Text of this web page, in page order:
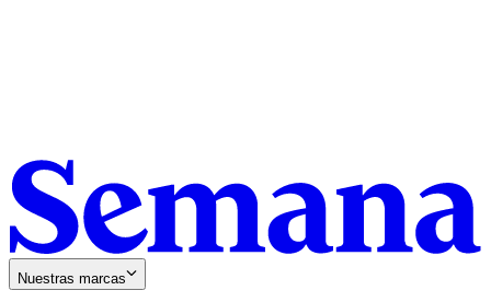
Nuestras marcas